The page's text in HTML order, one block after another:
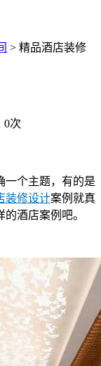
> 精品酒店装修
0次
一个主题，有的是
装修设计案例就真
酒店案例吧。